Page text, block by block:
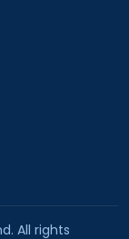
All rights